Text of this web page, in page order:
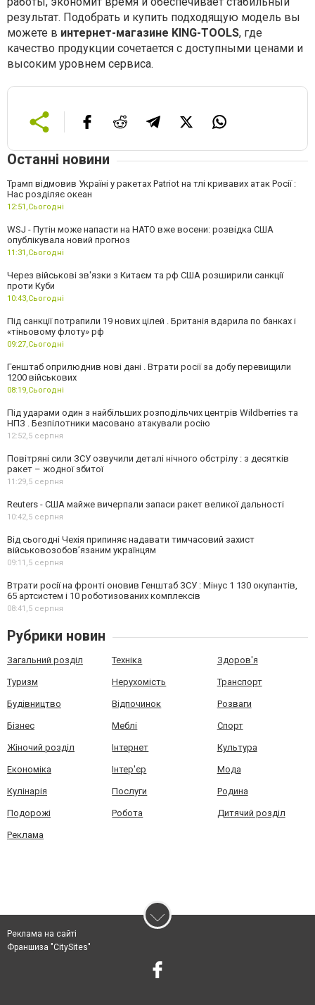
результат. Подобрать и купить подходящую модель вы
можете в интернет-магазине KING-TOOLS, где
качество продукции сочетается с доступными ценами и
высоким уровнем сервиса.
Останні новини
Трамп відмовив Україні у ракетах Patriot на тлі кривавих атак Росії :
Нас розділяє океан
12:51,Сьогодні
WSJ - Путін може напасти на НАТО вже восени: розвідка США
опублікувала новий прогноз
11:31,Сьогодні
Через військові зв'язки з Китаєм та рф США розширили санкції
проти Куби
10:43,Сьогодні
Під санкції потрапили 19 нових цілей . Британія вдарила по банках і
«тіньовому флоту» рф
09:27,Сьогодні
Генштаб оприлюднив нові дані . Втрати росії за добу перевищили
1200 військових
08:19,Сьогодні
Під ударами один з найбільших розподільчих центрів Wildberries та
НПЗ . Безпілотники масовано атакували росію
12:52,5 серпня
Повітряні сили ЗСУ озвучили деталі нічного обстрілу : з десятків
ракет – жодної збитої
11:29,5 серпня
Reuters - США майже вичерпали запаси ракет великої дальності
10:42,5 серпня
Від сьогодні Чехія припиняє надавати тимчасовий захист
військовозобов’язаним українцям
09:11,5 серпня
Втрати росії на фронті оновив Генштаб ЗСУ : Мінус 1 130 окупантів,
65 артсистем і 10 роботизованих комплексів
08:41,5 серпня
Рубрики новин
Загальний розділ Техніка Здоров'я
Туризм Нерухомість Транспорт
Будівництво Відпочинок Розваги
Бізнес Меблі Спорт
Жіночий розділ Інтернет Культура
Економіка Інтер'єр Мода
Кулінарія Послуги Родина
Подорожі Робота Дитячий розділ
Реклама
Реклама на сайті
Франшиза "CitySites"